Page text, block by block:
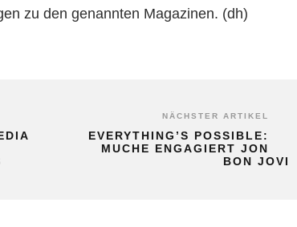
zu den genannten Magazinen. (dh)
NÄCHSTER ARTIKEL
EVERYTHING’S POSSIBLE:
MUCHE ENGAGIERT JON
BON JOVI